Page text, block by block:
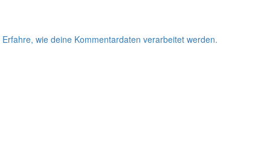
Erfahre, wie deine Kommentardaten verarbeitet werden.